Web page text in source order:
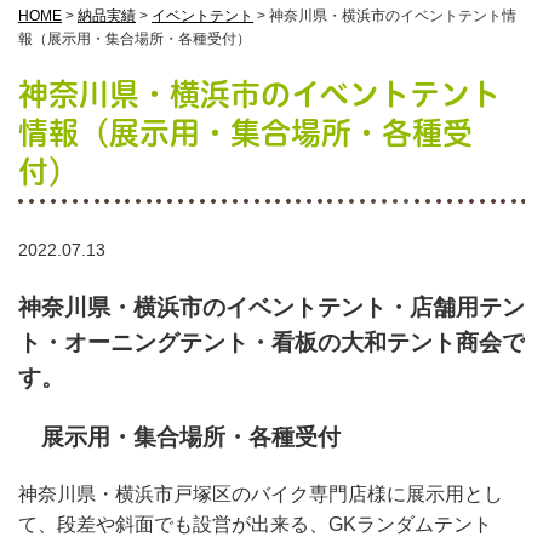
HOME > 納品実績 > イベントテント > 神奈川県・横浜市のイベントテント情
報（展示用・集合場所・各種受付）
神奈川県・横浜市のイベントテント
情報（展示用・集合場所・各種受
付）
2022.07.13
神奈川県・横浜市のイベントテント・店舗用テン
ト・オーニングテント・看板の大和テント商会で
す。
展示用・集合場所・各種受付
神奈川県・横浜市戸塚区のバイク専門店様に展示用とし
て、段差や斜面でも設営が出来る、GKランダムテント